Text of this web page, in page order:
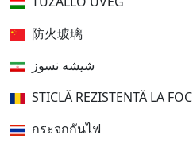
防火玻璃
شیشه نسوز
STICLĂ REZISTENTĂ LA FOC
กระจกกันไฟ